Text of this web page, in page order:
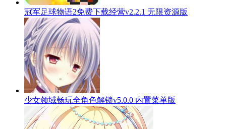
冠军足球物语2免费下载经营v2.2.1 无限资源版
少女领域畅玩全角色解锁v5.0.0 内置菜单版